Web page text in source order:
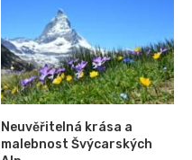
Neuvěřitelná krása a
malebnost Švýcarských